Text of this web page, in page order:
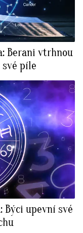
Berani vtrhnou
píle
Býci upevní své